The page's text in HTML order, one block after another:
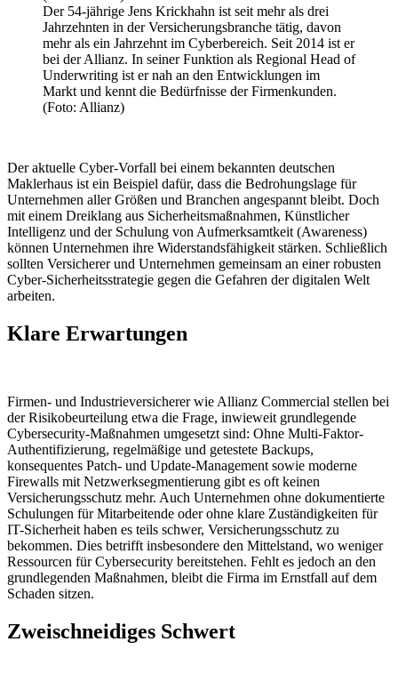
Der 54-jährige Jens Krickhahn ist seit mehr als drei
Jahrzehnten in der Versicherungsbranche tätig, davon
mehr als ein Jahrzehnt im Cyberbereich. Seit 2014 ist er
bei der Allianz. In seiner Funktion als Regional Head of
Underwriting ist er nah an den Entwicklungen im
Markt und kennt die Bedürfnisse der Firmenkunden.
(Foto: Allianz)
Der aktuelle Cyber-Vorfall bei einem bekannten deutschen
Maklerhaus ist ein Beispiel dafür, dass die Bedrohungslage für
Unternehmen aller Größen und Branchen angespannt bleibt. Doch
mit einem Dreiklang aus Sicherheitsmaßnahmen, Künstlicher
Intelligenz und der Schulung von Aufmerksamtkeit (Awareness)
können Unternehmen ihre Widerstandsfähigkeit stärken. Schließlich
sollten Versicherer und Unternehmen gemeinsam an einer robusten
Cyber-Sicherheitsstrategie gegen die Gefahren der digitalen Welt
arbeiten.
Klare Erwartungen
Firmen- und Industrieversicherer wie Allianz Commercial stellen bei
der Risikobeurteilung etwa die Frage, inwieweit grundlegende
Cybersecurity-Maßnahmen umgesetzt sind: Ohne Multi-Faktor-
Authentifizierung, regelmäßige und getestete Backups,
konsequentes Patch- und Update-Management sowie moderne
Firewalls mit Netzwerksegmentierung gibt es oft keinen
Versicherungsschutz mehr. Auch Unternehmen ohne dokumentierte
Schulungen für Mitarbeitende oder ohne klare Zuständigkeiten für
IT-Sicherheit haben es teils schwer, Versicherungsschutz zu
bekommen. Dies betrifft insbesondere den Mittelstand, wo weniger
Ressourcen für Cybersecurity bereitstehen. Fehlt es jedoch an den
grundlegenden Maßnahmen, bleibt die Firma im Ernstfall auf dem
Schaden sitzen.
Zweischneidiges Schwert